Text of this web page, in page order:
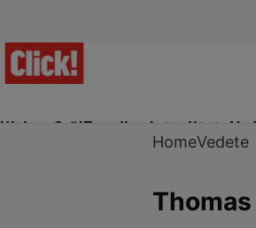
Ultima Oră!Trending Actualitate
HomeVedete